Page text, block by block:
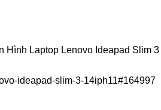
Hình Laptop Lenovo Ideapad Slim